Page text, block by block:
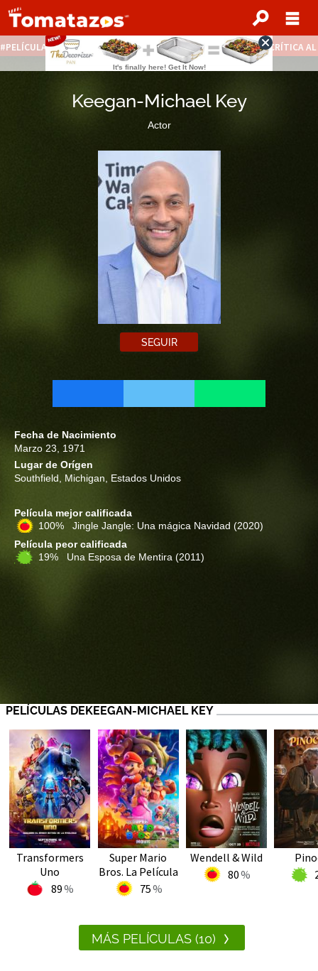
PELÍCULAS STREAMING GRATIS NOTICIAS DESTACADAS CRÍTICA
Keegan-Michael Key
Actor
SEGUIR
Fecha de Nacimiento
Marzo 23, 1971
Lugar de Orígen
Southfield, Michigan, Estados Unidos
Película mejor calificada
100% Jingle Jangle: Una mágica Navidad (2020)
Película peor calificada
19% Una Esposa de Mentira (2011)
PELÍCULAS DEKEEGAN-MICHAEL KEY
Transformers
Uno
89
Super Mario
Bros. La Película
75
Wendell & Wild
80
MÁS PELÍCULAS (10)